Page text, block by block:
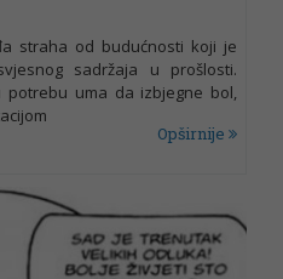
straha od budućnosti koji je
sadržaja u prošlosti.
potrebu uma da izbjegne bol,
Opširnije